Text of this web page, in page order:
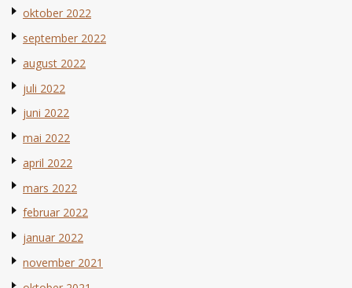
oktober 2022
september 2022
august 2022
juli 2022
juni 2022
mai 2022
april 2022
mars 2022
februar 2022
januar 2022
november 2021